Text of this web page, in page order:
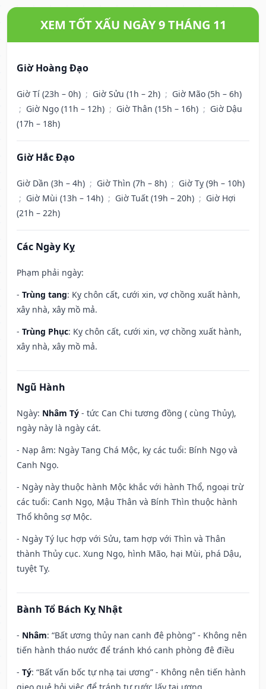
XEM TỐT XẤU NGÀY 9 THÁNG 11
Giờ Hoàng Đạo
Giờ Tí (23h – 0h) ; Giờ Sửu (1h – 2h) ; Giờ Mão (5h – 6h)
; Giờ Ngọ (11h – 12h) ; Giờ Thân (15h – 16h) ; Giờ Dậu
(17h – 18h)
Giờ Hắc Đạo
Giờ Dần (3h – 4h) ; Giờ Thìn (7h – 8h) ; Giờ Tỵ (9h – 10h)
; Giờ Mùi (13h – 14h) ; Giờ Tuất (19h – 20h) ; Giờ Hợi
(21h – 22h)
Các Ngày Kỵ
Phạm phải ngày:
- Trùng tang: Kỵ chôn cất, cưới xin, vợ chồng xuất hành,
xây nhà, xây mồ mả.
- Trùng Phục: Kỵ chôn cất, cưới xin, vợ chồng xuất hành,
xây nhà, xây mồ mả.
Ngũ Hành
Ngày: Nhâm Tý - tức Can Chi tương đồng ( cùng Thủy),
ngày này là ngày cát.
- Nạp âm: Ngày Tang Chá Mộc, kỵ các tuổi: Bính Ngọ và
Canh Ngọ.
- Ngày này thuộc hành Mộc khắc với hành Thổ, ngoại trừ
các tuổi: Canh Ngọ, Mậu Thân và Bính Thìn thuộc hành
Thổ không sợ Mộc.
- Ngày Tý lục hợp với Sửu, tam hợp với Thìn và Thân
thành Thủy cục. Xung Ngọ, hình Mão, hại Mùi, phá Dậu,
tuyệt Tỵ.
Bành Tổ Bách Kỵ Nhật
- Nhâm: “Bất ương thủy nan canh đê phòng” - Không nên
tiến hành tháo nước để tránh khó canh phòng đê điều
- Tý: “Bất vấn bốc tự nhạ tai ương” - Không nên tiến hành